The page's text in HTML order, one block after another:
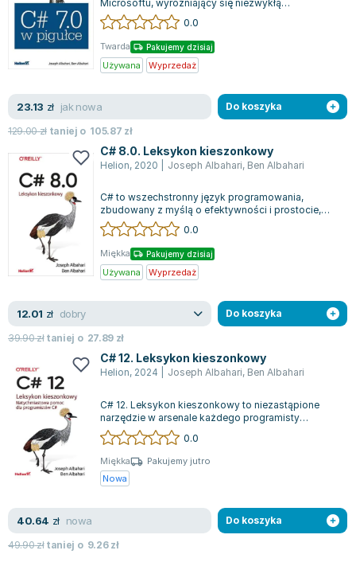
Zygmunt Freud
Agata Passent
Katarzyna Miller
Antoine de Saint Exupery
Lew Tołstoj
Mark Twain
Marcin Meller
Paulina Młynarska
ks. Piotr Pawlukiewicz
Jarosław Sokołowski
Piotr Semka
Jarosław Iwaszkiewicz
Joseph Murphy
Jan Sztaudynger
Aleksander Puszkin
Oscar Wilde
Małgorzata Ohme
Maddie Ziegler
Maria Seweryn
Janina Zającówna
Microsoftu, wyróżniający się niezwykłą
elastycznością i wszechstronnością. Język ten
oferu...
0.0
Twarda Pakujemy dzisiaj
Używana Wyprzedaż
23.13 zł jak nowa
129.00zł taniej o 105.87 zł
Do koszyka
C# 8.0. Leksykon kieszonkowy
Helion, 2020 Joseph Albahari, Ben Albahari
C# to wszechstronny język programowania,
zbudowany z myślą o efektywności i prostocie,
który przyciągnął uwagę wielu profesjonalis...
0.0
Miękka Pakujemy dzisiaj
Używana Wyprzedaż
12.01 zł dobry
39.90złtaniej o 27.89 zł
Do koszyka
C# 12. Leksykon kieszonkowy
Helion, 2024 Joseph Albahari, Ben Albahari
C# 12. Leksykon kieszonkowy to niezastąpione
narzędzie w arsenale każdego programisty
pracującego w ekosystemie Microsoft. Stworzo...
0.0
Miękka
Pakujemy jutro
Nowa
40.64 zł nowa
49.90złtaniej o 9.26zł
Do koszyka